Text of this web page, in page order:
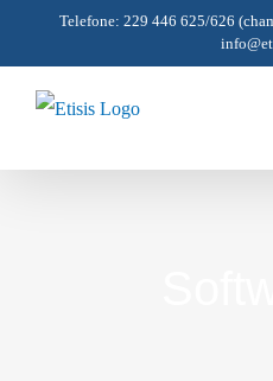
content
Telefone: 229 446 625/626